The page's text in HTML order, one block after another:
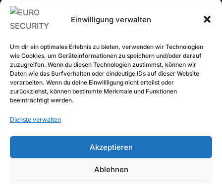
Einwilligung verwalten
Um dir ein optimales Erlebnis zu bieten, verwenden wir Technologien
wie Cookies, um Geräteinformationen zu speichern und/oder darauf
zuzugreifen. Wenn du diesen Technologien zustimmst, können wir
Daten wie das Surfverhalten oder eindeutige IDs auf dieser Website
verarbeiten. Wenn du deine Einwillligung nicht erteilst oder
zurückziehst, können bestimmte Merkmale und Funktionen
beeinträchtigt werden.
Dienste verwalten
Akzeptieren
Ablehnen
Designed by